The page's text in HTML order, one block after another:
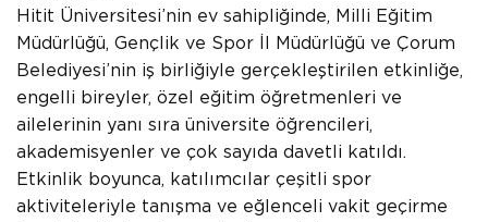
Hitit Üniversitesi’nin ev sahipliğinde, Milli Eğitim
Müdürlüğü, Gençlik ve Spor İl Müdürlüğü ve Çorum
Belediyesi’nin iş birliğiyle gerçekleştirilen etkinliğe,
engelli bireyler, özel eğitim öğretmenleri ve
ailelerinin yanı sıra üniversite öğrencileri,
akademisyenler ve çok sayıda davetli katıldı.
Etkinlik boyunca, katılımcılar çeşitli spor
aktiviteleriyle tanışma ve eğlenceli vakit geçirme